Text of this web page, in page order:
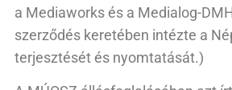
a Mediaworks és a Medialog-
szerződés keretében intézte a
terjesztését és nyomtatását.)